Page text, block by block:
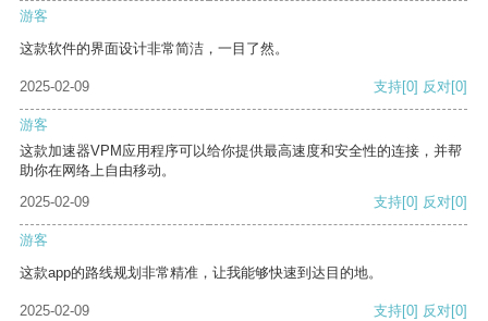
游客
这款软件的界面设计非常简洁，一目了然。
2025-02-09 支持[0] 反对[0]
游客
这款加速器VPM应用程序可以给你提供最高速度和安全性的连接，并帮
助你在网络上自由移动。
2025-02-09
支持[0] 反对[0]
游客
这款app的路线规划非常精准，让我能够快速到达目的地。
2025-02-09 支持[0] 反对[0]